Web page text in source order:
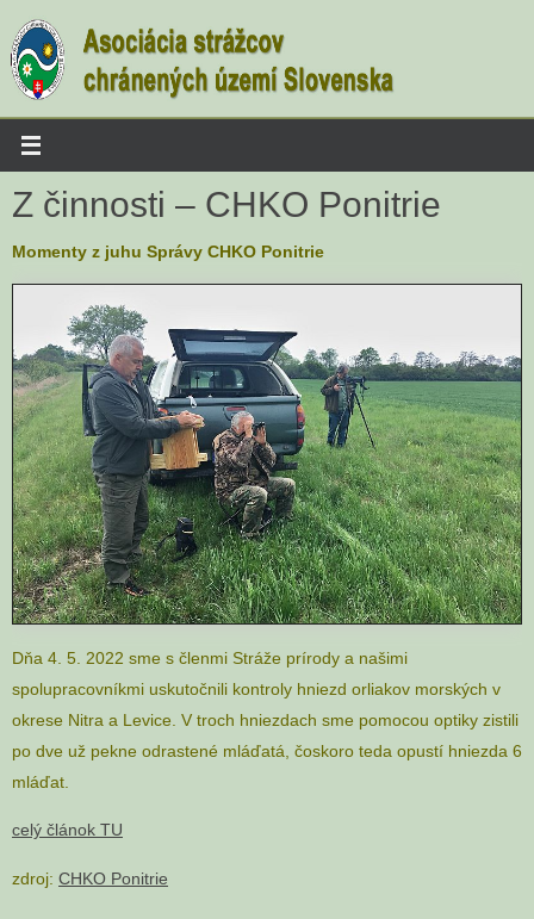
to
content
Z činnosti – CHKO Ponitrie
Momenty z juhu Správy CHKO Ponitrie
Dňa 4. 5. 2022 sme s členmi Stráže prírody a našimi
spolupracovníkmi uskutočnili kontroly hniezd orliakov morských v
okrese Nitra a Levice. V troch hniezdach sme pomocou optiky zistili
po dve už pekne odrastené mláďatá, čoskoro teda opustí hniezda 6
mláďat.
celý článok TU
zdroj: CHKO Ponitrie